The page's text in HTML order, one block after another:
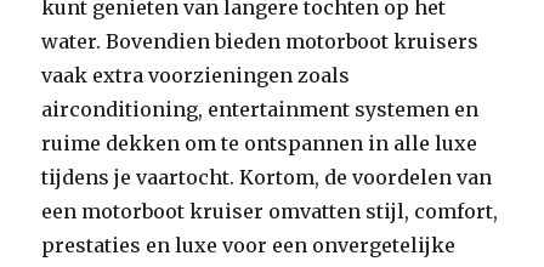
kunt genieten van langere tochten op het
water. Bovendien bieden motorboot kruisers
vaak extra voorzieningen zoals
airconditioning, entertainment systemen en
ruime dekken om te ontspannen in alle luxe
tijdens je vaartocht. Kortom, de voordelen van
een motorboot kruiser omvatten stijl, comfort,
prestaties en luxe voor een onvergetelijke